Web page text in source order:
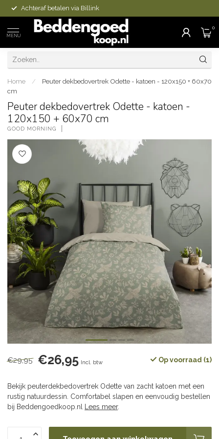
Achteraf betalen via Billink
MENU
0
Home /
Peuter dekbedovertrek Odette - katoen - 120x150 + 60x70
cm
Peuter dekbedovertrek Odette - katoen -
120x150 + 60x70 cm
GOOD MORNING
€29,95 €26,95 Incl. btw Op voorraad (1)
Bekijk peuterdekbedovertrek Odette van zacht katoen met een
rustig natuurdessin. Comfortabel slapen en eenvoudig bestellen
bij Beddengoedkoop.nl
Lees meer.